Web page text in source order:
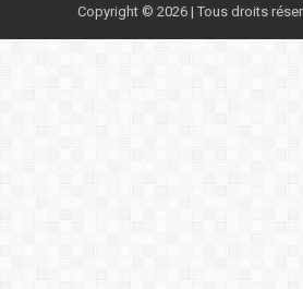
Copyright © 2026 | Tous droits